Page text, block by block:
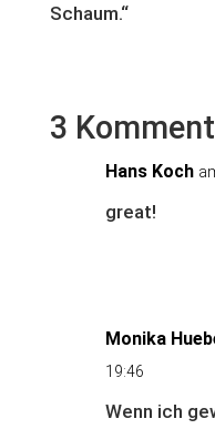
Schaum.“
3
Hans Koch
great!
Monika
19:46
Wenn ich